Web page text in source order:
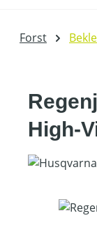
Forst
High-
Bildergalerie